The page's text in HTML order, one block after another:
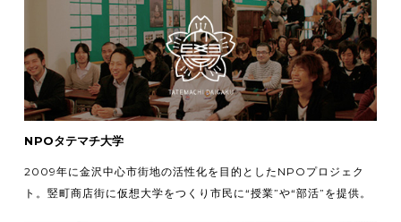
NPOタテマチ大学
2009年に金沢中心市街地の活性化を目的としたNPOプロジェク
ト。竪町商店街に仮想大学をつくり市民に“授業”や“部活”を提供。